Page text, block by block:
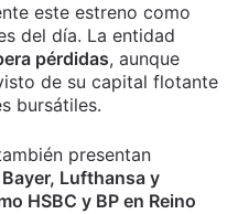
este estreno como
del día. La entidad
pérdidas, aunque
de su capital flotante
bursátiles.
presentan
Bayer, Lufthansa y
HSBC y BP en Reino